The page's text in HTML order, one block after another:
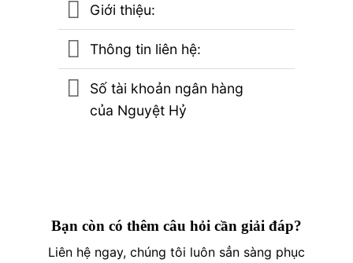
Giới thiệu:
Thông tin liên hệ:
Số tài khoản ngân hàng
của Nguyệt Hỷ
Bạn còn có thêm câu hỏi cần giải đáp?
Liên hệ ngay, chúng tôi luôn sẳn sàng phục